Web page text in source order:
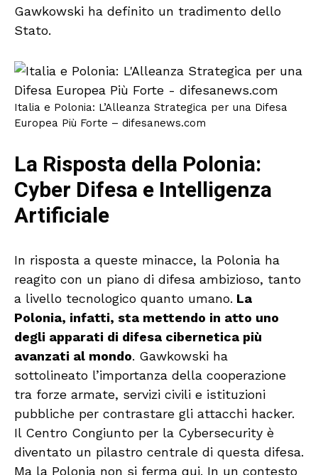
Gawkowski ha definito un tradimento dello
Stato.
Italia e Polonia: L’Alleanza Strategica per una Difesa
Europea Più Forte – difesanews.com
La Risposta della Polonia:
Cyber Difesa e Intelligenza
Artificiale
In risposta a queste minacce, la Polonia ha
reagito con un piano di difesa ambizioso, tanto
a livello tecnologico quanto umano. La
Polonia, infatti, sta mettendo in atto uno
degli apparati di difesa cibernetica più
avanzati al mondo. Gawkowski ha
sottolineato l’importanza della cooperazione
tra forze armate, servizi civili e istituzioni
pubbliche per contrastare gli attacchi hacker.
Il Centro Congiunto per la Cybersecurity è
diventato un pilastro centrale di questa difesa.
Ma la Polonia non si ferma qui. In un contesto